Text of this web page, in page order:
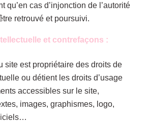
qu’en cas d’injonction de l’autorité
retrouvé et poursuivi.
et contrefaçons :
site est propriétaire des droits de
ou détient les droits d’usage
accessibles sur le site,
images, graphismes, logo,